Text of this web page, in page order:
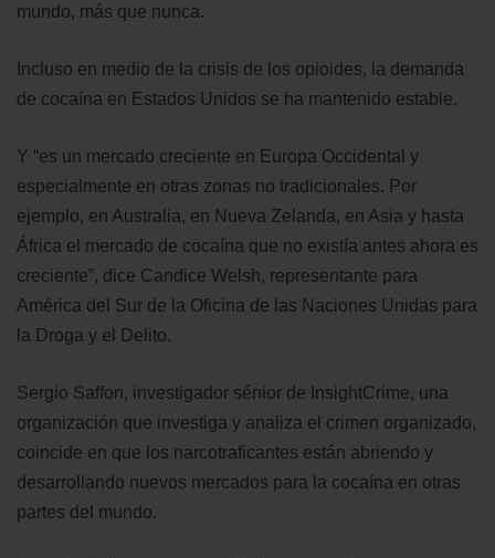
mundo, más que nunca.
Incluso en medio de la crisis de los opioides, la demanda
de cocaína en Estados Unidos se ha mantenido estable.
Y “es un mercado creciente en Europa Occidental y
especialmente en otras zonas no tradicionales. Por
ejemplo, en Australia, en Nueva Zelanda, en Asia y hasta
África el mercado de cocaína que no existía antes ahora es
creciente”, dice Candice Welsh, representante para
América del Sur de la Oficina de las Naciones Unidas para
la Droga y el Delito.
Sergio Saffon, investigador sénior de InsightCrime, una
organización que investiga y analiza el crimen organizado,
coincide en que los narcotraficantes están abriendo y
desarrollando nuevos mercados para la cocaína en otras
partes del mundo.